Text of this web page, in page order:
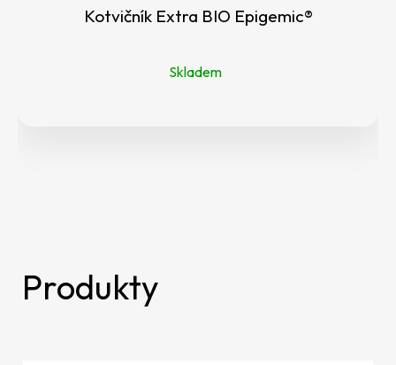
Kotvičník Extra BIO Epigemic®
Skladem
Produkty